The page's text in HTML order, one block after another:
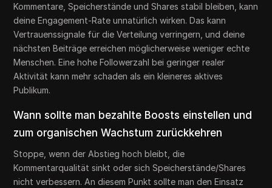
Kommentare, Speicherstände und Shares stabil bleiben, kann
deine Engagement-Rate unnatürlich wirken. Das kann
Vertrauenssignale für die Verteilung verringern, und deine
nächsten Beiträge erreichen möglicherweise weniger echte
Menschen. Eine hohe Followerzahl bei geringer realer
Aktivität kann mehr schaden als ein kleineres aktives
Publikum.
Wann sollte man bezahlte Boosts einstellen und
zum organischen Wachstum zurückkehren
Stoppe, wenn der Abstieg hoch bleibt, die
Kommentarqualität sinkt oder sich Speicherstände/Shares
nicht verbessern. An diesem Punkt sollte man den Einsatz